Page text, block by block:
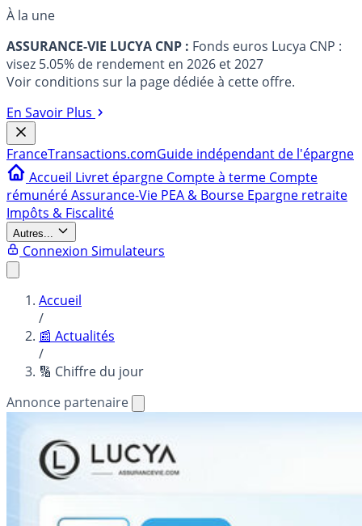
À la une
ASSURANCE-VIE LUCYA CNP : Fonds euros Lucya CNP :
visez 5.05% de rendement en 2026 et 2027
Voir conditions sur la page dédiée à cette offre.
En Savoir Plus
FranceTransactions.comGuide indépendant de l'épargne
Accueil Livret épargne Compte à terme Compte
rémunéréAssurance-Vie PEA & Bourse Epargne retraite
Impôts & Fiscalité
Autres...
Connexion Simulateurs
Accueil
/
📰 Actualités
/
🔢 Chiffre du jour
Annonce partenaire